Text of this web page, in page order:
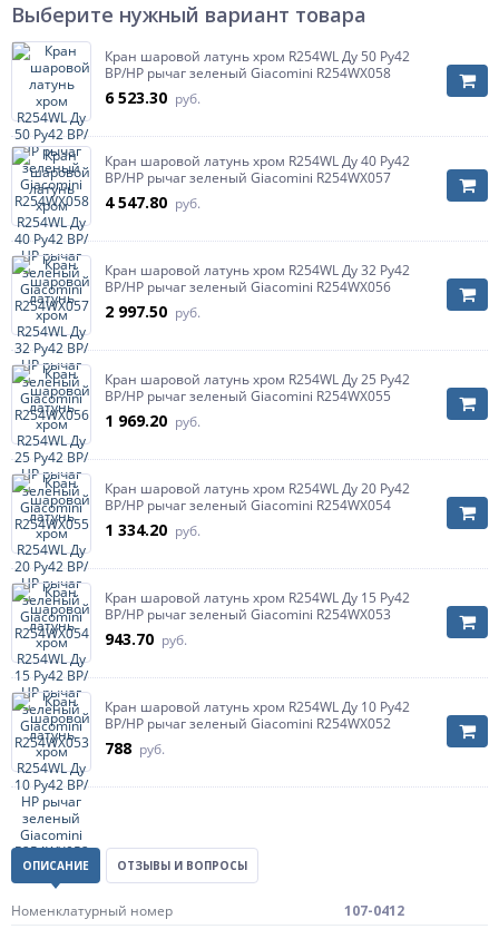
Выберите нужный вариант товара
Кран шаровой латунь хром R254WL Ду 50 Ру42
ВР/НР рычаг зеленый Giacomini R254WX058
6 523.30 руб.
Кран шаровой латунь хром R254WL Ду 40 Ру42
ВР/НР рычаг зеленый Giacomini R254WX057
4 547.80 руб.
Кран шаровой латунь хром R254WL Ду 32 Ру42
ВР/НР рычаг зеленый Giacomini R254WX056
2 997.50 руб.
Кран шаровой латунь хром R254WL Ду 25 Ру42
ВР/НР рычаг зеленый Giacomini R254WX055
1 969.20 руб.
Кран шаровой латунь хром R254WL Ду 20 Ру42
ВР/НР рычаг зеленый Giacomini R254WX054
1 334.20 руб.
Кран шаровой латунь хром R254WL Ду 15 Ру42
ВР/НР рычаг зеленый Giacomini R254WX053
943.70 руб.
Кран шаровой латунь хром R254WL Ду 10 Ру42
ВР/НР рычаг зеленый Giacomini R254WX052
788 руб.
ОПИСАНИЕ ОТЗЫВЫ И ВОПРОСЫ
Номенклатурный номер
107-0412